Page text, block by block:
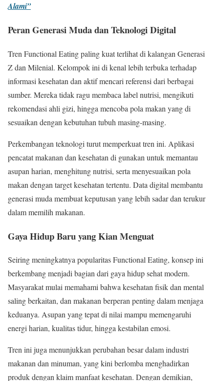
Alami”
Peran Generasi Muda dan Teknologi Digital
Tren Functional Eating paling kuat terlihat di kalangan Generasi
Z dan Milenial. Kelompok ini di kenal lebih terbuka terhadap
informasi kesehatan dan aktif mencari referensi dari berbagai
sumber. Mereka tidak ragu membaca label nutrisi, mengikuti
rekomendasi ahli gizi, hingga mencoba pola makan yang di
sesuaikan dengan kebutuhan tubuh masing-masing.
Perkembangan teknologi turut memperkuat tren ini. Aplikasi
pencatat makanan dan kesehatan di gunakan untuk memantau
asupan harian, menghitung nutrisi, serta menyesuaikan pola
makan dengan target kesehatan tertentu. Data digital membantu
generasi muda membuat keputusan yang lebih sadar dan terukur
dalam memilih makanan.
Gaya Hidup Baru yang Kian Menguat
Seiring meningkatnya popularitas Functional Eating, konsep ini
berkembang menjadi bagian dari gaya hidup sehat modern.
Masyarakat mulai memahami bahwa kesehatan fisik dan mental
saling berkaitan, dan makanan berperan penting dalam menjaga
keduanya. Asupan yang tepat di nilai mampu memengaruhi
energi harian, kualitas tidur, hingga kestabilan emosi.
Tren ini juga menunjukkan perubahan besar dalam industri
makanan dan minuman, yang kini berlomba menghadirkan
produk dengan klaim manfaat kesehatan. Dengan demikian,